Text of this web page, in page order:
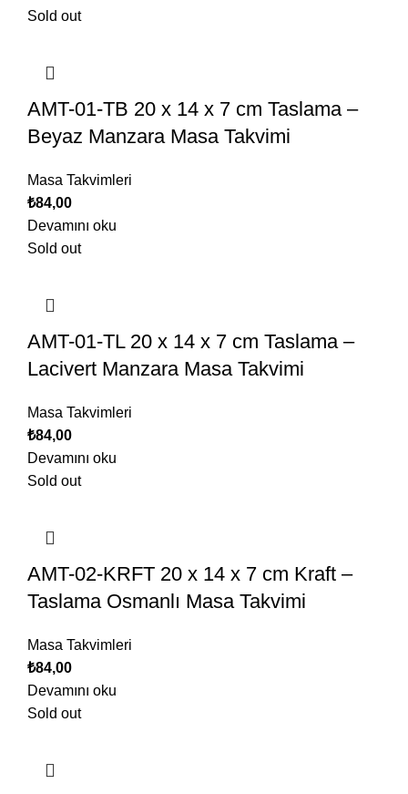
Sold out
AMT-01-TB 20 x 14 x 7 cm Taslama –
Beyaz Manzara Masa Takvimi
Masa Takvimleri
₺84,00
Devamını oku
Sold out
AMT-01-TL 20 x 14 x 7 cm Taslama –
Lacivert Manzara Masa Takvimi
Masa Takvimleri
₺84,00
Devamını oku
Sold out
AMT-02-KRFT 20 x 14 x 7 cm Kraft –
Taslama Osmanlı Masa Takvimi
Masa Takvimleri
₺84,00
Devamını oku
Sold out